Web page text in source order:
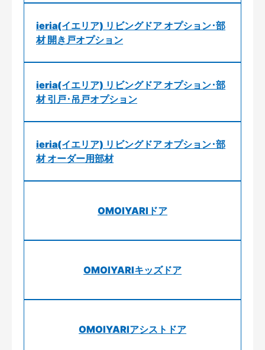
ieria(イエリア) リビングドア オプション･部
材 開き戸オプション
ieria(イエリア) リビングドア オプション･部
材 引戸･吊戸オプション
ieria(イエリア) リビングドア オプション･部
材 オーダー用部材
OMOIYARIドア
OMOIYARIキッズドア
OMOIYARIアシストドア